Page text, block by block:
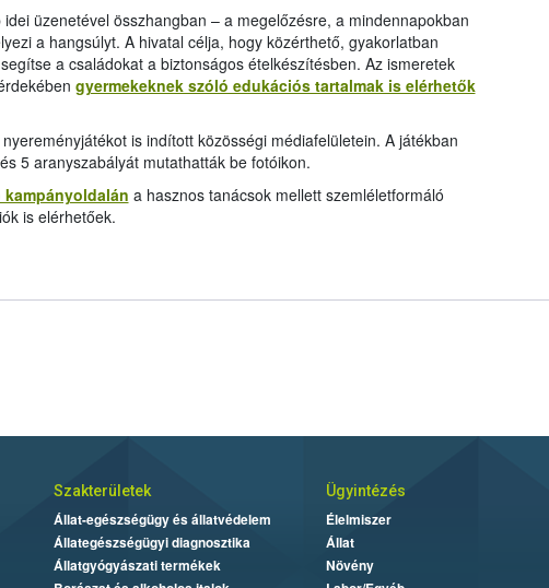
üzenetével összhangban – a megelőzésre, a mindennapokban
a hangsúlyt. A hivatal célja, hogy közérthető, gyakorlatban
a családokat a biztonságos ételkészítésben. Az ismeretek
gyermekeknek szóló edukációs tartalmak is elérhetők
is indított közösségi médiafelületein. A játékban
5 aranyszabályát mutathatták be fotóikon.
a hasznos tanácsok mellett szemléletformáló
is elérhetőek.
Szakterületek
Állat-egészségügy és állatvédelem
Állategészségügyi diagnosztika
Állatgyógyászati termékek
Ügyintézés
Élelmiszer
Állat
Növény